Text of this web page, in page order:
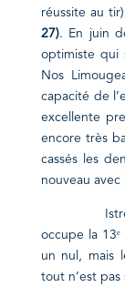
réussite au
27). En juin
optimiste qui
Nos
capacité de
excellente
encore très
cassés les
nouveau
Istres sort
occupe la
un nul, mais
tout n’est pas